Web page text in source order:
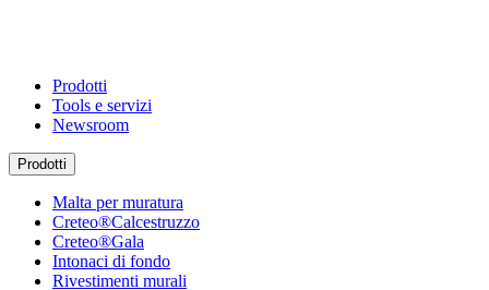
Prodotti
Tools e servizi
Newsroom
Prodotti
Malta per muratura
Creteo®Calcestruzzo
Creteo®Gala
Intonaci di fondo
Rivestimenti murali